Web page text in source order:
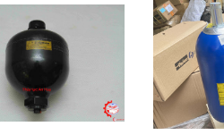
Xem nhanh